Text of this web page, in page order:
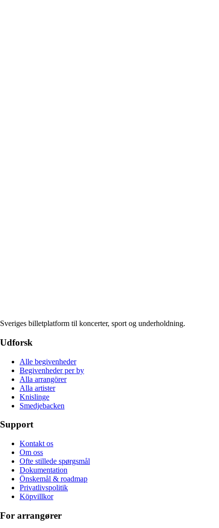
Sveriges billetplatform til koncerter, sport og underholdning.
Udforsk
Alle begivenheder
Begivenheder per by
Alla arrangörer
Alla artister
Knislinge
Smedjebacken
Support
Kontakt os
Om oss
Ofte stillede spørgsmål
Dokumentation
Önskemål & roadmap
Privatlivspolitik
Köpvillkor
For arrangører